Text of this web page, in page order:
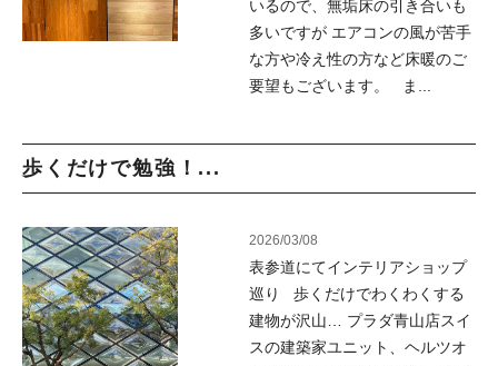
いるので、無垢床の引き合いも
多いですが エアコンの風が苦手
な方や冷え性の方など床暖のご
要望もございます。 ま...
歩くだけで勉強！...
2026/03/08
表参道にてインテリアショップ
巡り 歩くだけでわくわくする
建物が沢山… プラダ青山店スイ
スの建築家ユニット、ヘルツオ